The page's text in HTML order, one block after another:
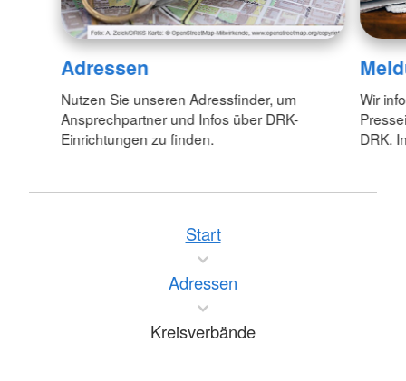
Adressen
Nutzen Sie unseren Adressfinder, um
Ansprechpartner und Infos über DRK-
Einrichtungen zu finden.
Wir
DRK.
Start
Adressen
Kreisverbände